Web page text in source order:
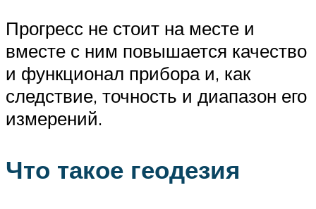
Прогресс не стоит на месте и
вместе с ним повышается качество
и функционал прибора и, как
следствие, точность и диапазон его
измерений.
Что такое геодезия